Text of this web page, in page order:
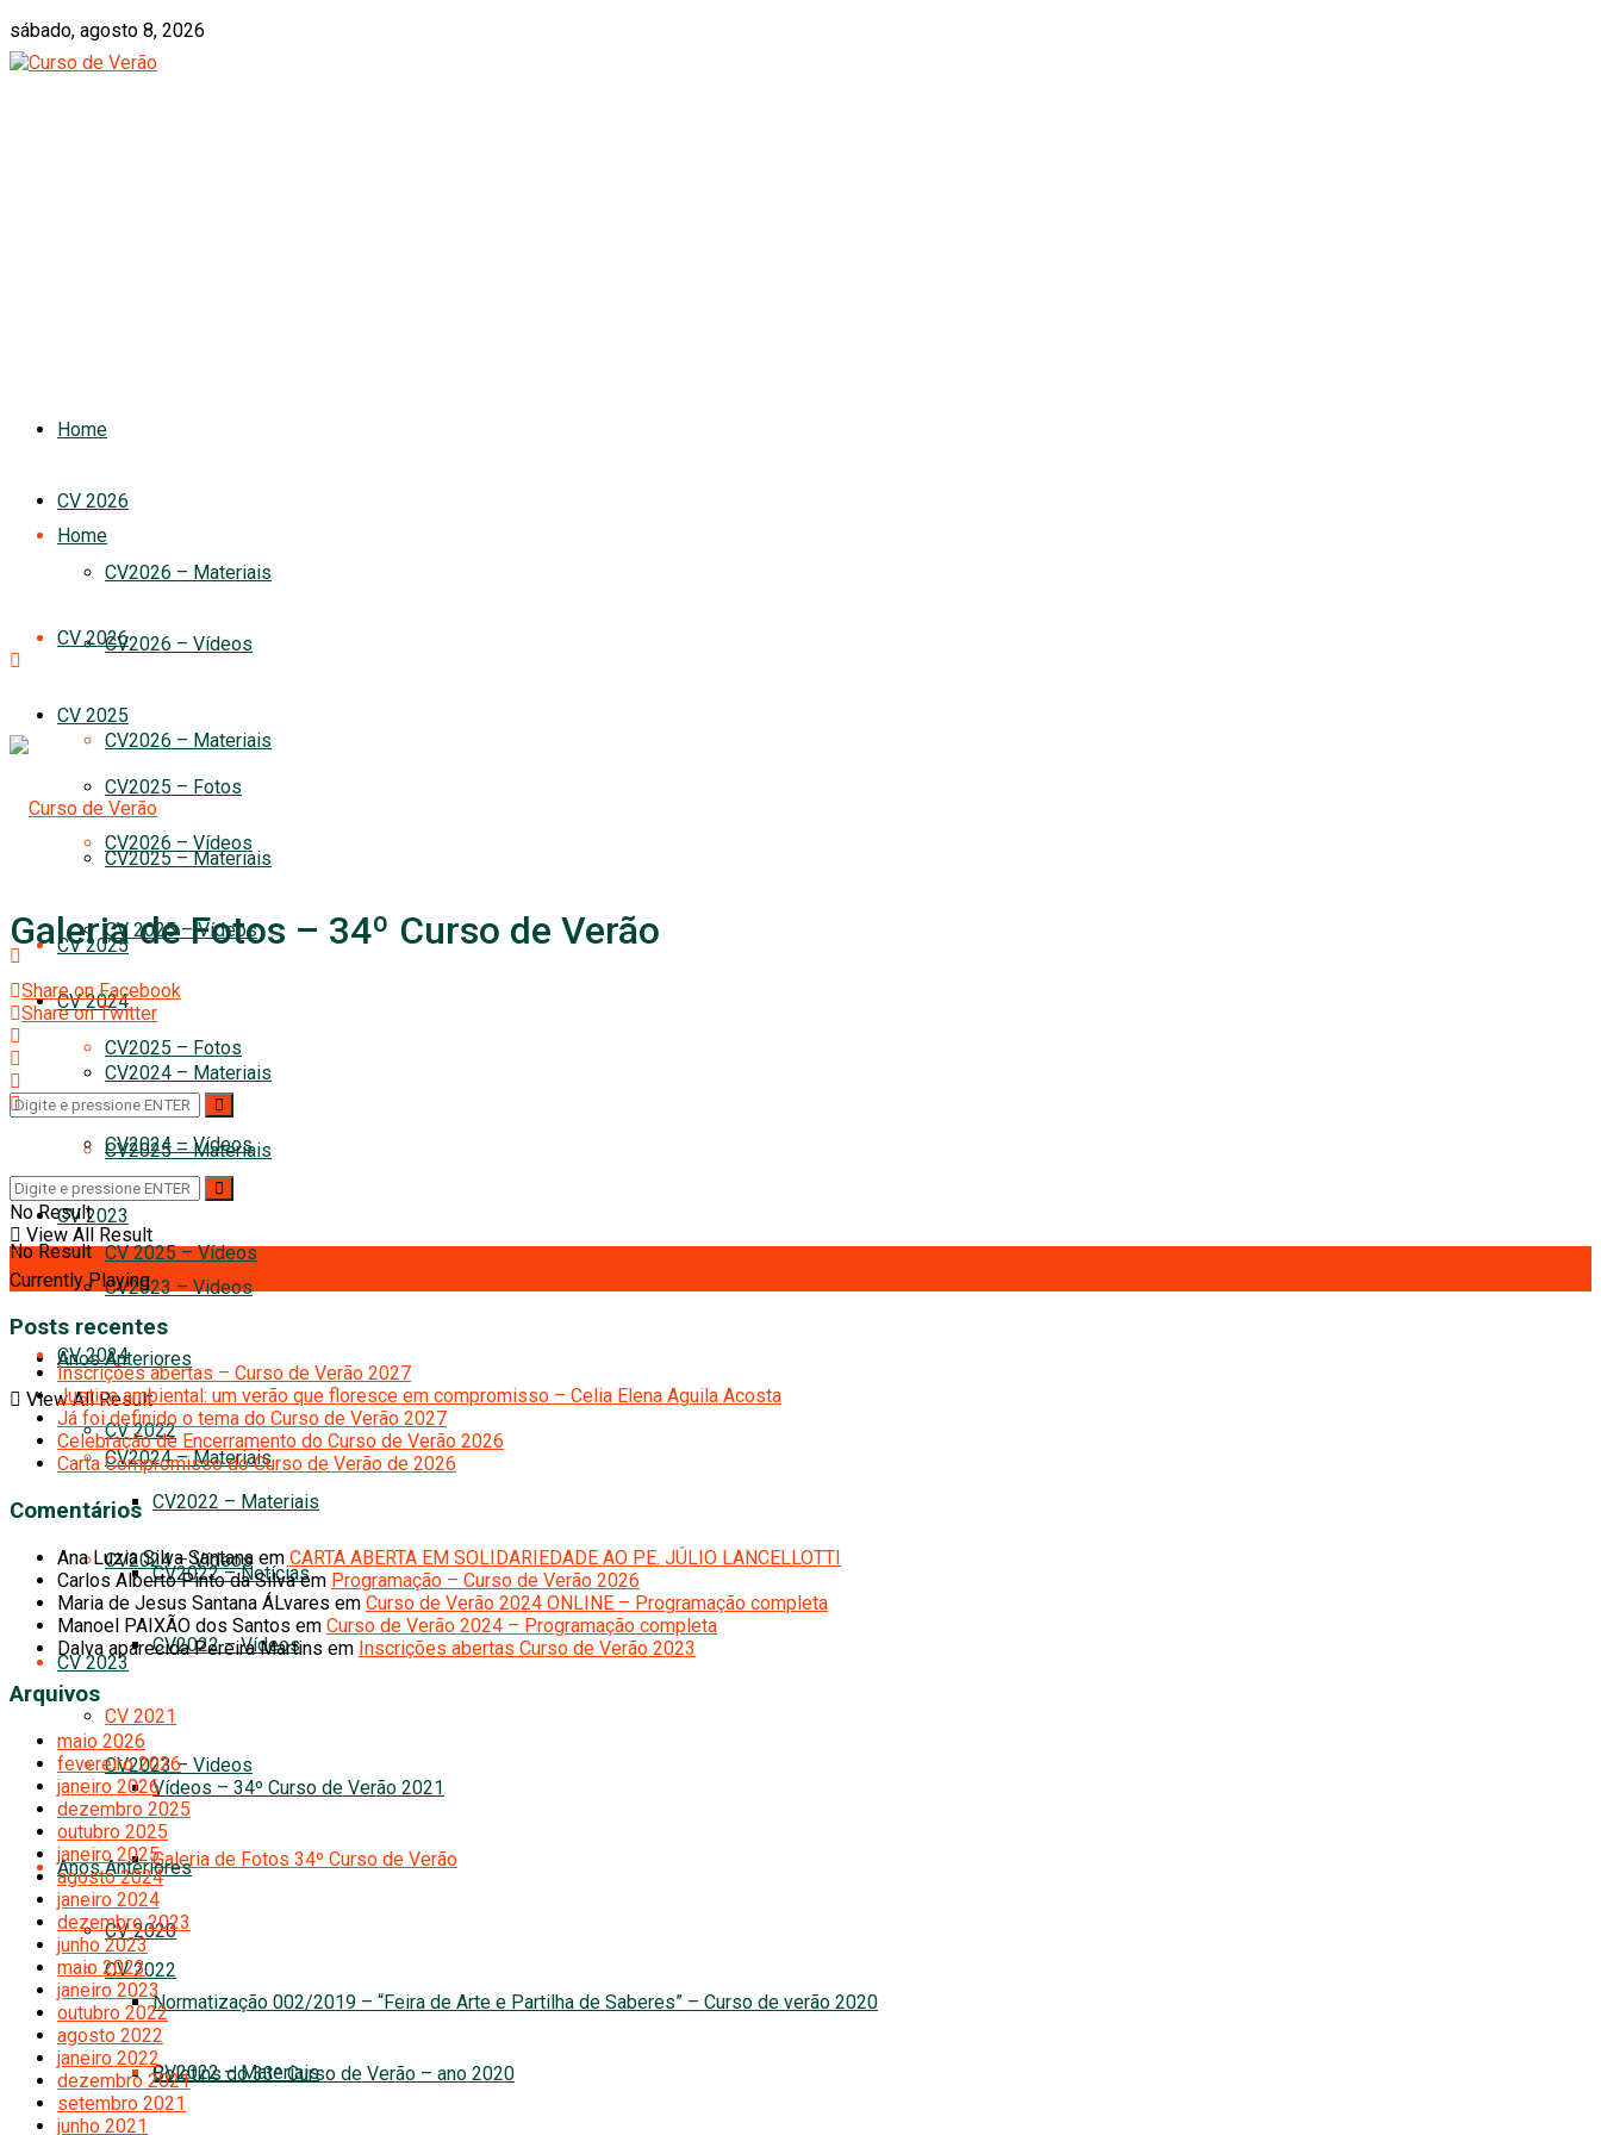
sábado, agosto 8, 2026
Home
CV 2026
CV2026 – Materiais
CV2026 – Vídeos
CV 2025
CV2025 – Fotos
CV2025 – Materiais
CV 2025 – Vídeos
CV 2024
CV2024 – Materiais
CV2024 – Vídeos
CV 2023
CV2023 – Videos
Anos Anteriores
CV 2022
CV2022 – Materiais
CV2022 – Notícias
CV2022 – Vídeos
CV 2021
Vídeos – 34º Curso de Verão 2021
Galeria de Fotos 34º Curso de Verão
CV 2020
Normatização 002/2019 – “Feira de Arte e Partilha de Saberes” – Curso de verão 2020
Boletins do 33º Curso de Verão – ano 2020
Home
CV 2026
CV2026 – Materiais
CV2026 – Vídeos
CV 2025
CV2025 – Fotos
CV2025 – Materiais
CV 2025 – Vídeos
CV 2024
CV2024 – Materiais
CV2024 – Vídeos
CV 2023
CV2023 – Videos
Anos Anteriores
CV 2022
CV2022 – Materiais
No Result
View All Result
Galeria de Fotos – 34º Curso de Verão
Share on Facebook
Share on Twitter
No Result
View All Result
Currently Playing
Posts recentes
Inscrições abertas – Curso de Verão 2027
Justiça ambiental: um verão que floresce em compromisso – Celia Elena Aguila Acosta
Já foi definido o tema do Curso de Verão 2027
Celebração de Encerramento do Curso de Verão 2026
Carta Compromisso do Curso de Verão de 2026
Comentários
Ana Luzia Silva Santana em CARTA ABERTA EM SOLIDARIEDADE AO PE. JÚLIO LANCELLOTTI
Carlos Alberto Pinto da Silvaem Programação – Curso de Verão 2026
Maria de Jesus Santana ÁLvares em Curso de Verão 2024 ONLINE – Programação completa
Manoel PAIXÃO dos Santos em Curso de Verão 2024 – Programação completa
Dalva aparecida Pereira Martins em Inscrições abertas Curso de Verão 2023
Arquivos
maio 2026
fevereiro 2026
janeiro 2026
dezembro 2025
outubro 2025
janeiro 2025
agosto 2024
janeiro 2024
dezembro 2023
junho 2023
maio 2023
janeiro 2023
outubro 2022
agosto 2022
janeiro 2022
dezembro 2021
setembro 2021
junho 2021